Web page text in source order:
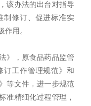
该办法的出台对指导
制修订、促进标准实
用。
》，原食品药品监管
订工作管理规范》和
等文件，进一步规范
准精细化过程管理，